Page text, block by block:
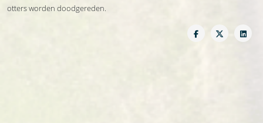
otters worden doodgereden.